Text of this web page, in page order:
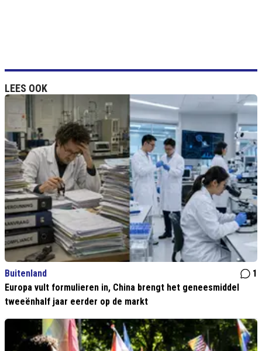
LEES OOK
Buitenland
1
Europa vult formulieren in, China brengt het geneesmiddel
tweeënhalf jaar eerder op de markt